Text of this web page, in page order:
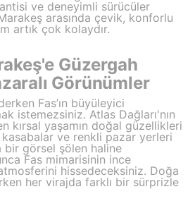
ve deneyimli sürücüler
arasında çevik, konforlu
artık çok kolaydır.
Güzergah
Görünümler
Fas’ın büyüleyici
istemezsiniz. Atlas Dağları'nın
kırsal yaşamın doğal güzellikleri
kasabalar ve renkli pazar yerleri
görsel şölen haline
Fas mimarisinin ince
hissedeceksiniz. Doğa
her virajda farklı bir sürprizle